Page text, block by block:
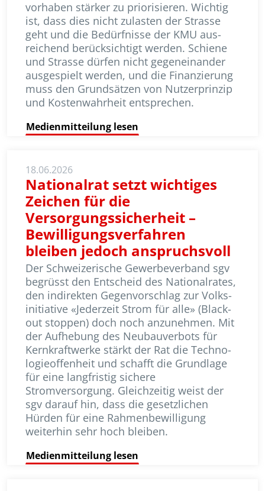
vorhaben stärker zu priorisieren. Wichtig
ist, dass dies nicht zulasten der Strasse
geht und die Bedürfnisse der KMU aus­
reichend berücksichtigt werden. Schiene
und Strasse dürfen nicht gegeneinander
ausgespielt werden, und die Finanzierung
muss den Grundsätzen von Nutzerprinzip
und Kostenwahrheit entsprechen.
Medienmitteilung lesen
18.06.2026
Nationalrat setzt wichtiges
Zeichen für die
Versorgungssicherheit –
Bewilligungsverfahren
bleiben jedoch anspruchsvoll
Der Schweizerische Gewerbeverband sgv
begrüsst den Entscheid des Nationalrates,
den indirekten Gegenvorschlag zur Volks­
initiative «Jederzeit Strom für alle» (Black­
out stoppen) doch noch anzunehmen. Mit
der Aufhebung des Neubauverbots für
Kernkraftwerke stärkt der Rat die Techno­
lo­gie­offenheit und schafft die Grundlage
für eine langfristig sichere
Stromversorgung. Gleichzeitig weist der
sgv darauf hin, dass die gesetzlichen
Hürden für eine Rahmen­bewilligung
weiterhin sehr hoch bleiben.
Medienmitteilung lesen